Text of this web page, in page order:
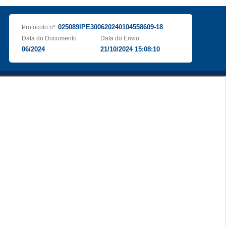
Protocolo nº: 025089IPE300620240104558609-18
Data do Documento
06/2024
Data do Envio
21/10/2024 15:08:10